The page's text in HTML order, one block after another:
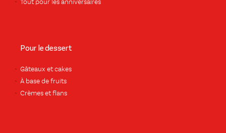
Tout pour les anniversaires
Pour le dessert
Gâteaux et cakes
À base de fruits
Crèmes et flans